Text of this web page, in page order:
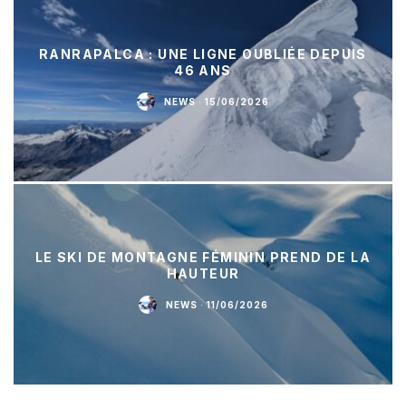
RANRAPALCA : UNE LIGNE OUBLIÉE DEPUIS
46 ANS
NEWS · 15/06/2026
LE SKI DE MONTAGNE FÉMININ PREND DE LA
HAUTEUR
NEWS · 11/06/2026